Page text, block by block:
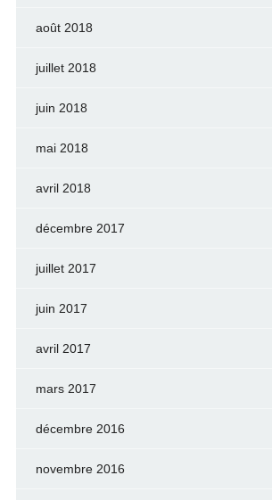
août 2018
juillet 2018
juin 2018
mai 2018
avril 2018
décembre 2017
juillet 2017
juin 2017
avril 2017
mars 2017
décembre 2016
novembre 2016